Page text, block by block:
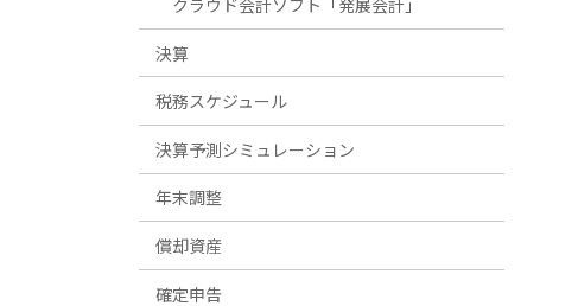
クラウド会計ソフト「発展会計」
決算
税務スケジュール
決算予測シミュレーション
年末調整
償却資産
確定申告